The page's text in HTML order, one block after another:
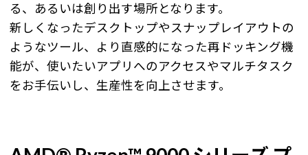
る、あるいは創り出す場所となります。
新しくなったデスクトップやスナップレイアウトの
ようなツール、より直感的になった再ドッキング機
能が、使いたいアプリへのアクセスやマルチタスク
をお手伝いし、生産性を向上させます。